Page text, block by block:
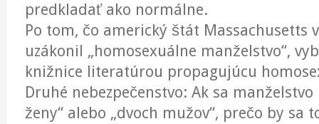
predkladať ako normálne.
Po tom, čo americký štát Massachusetts
uzákonil „homosexuálne manželstvo“,
knižnice literatúrou propagujúcu
Druhé nebezpečenstvo: Ak sa
ženy“ alebo „dvoch mužov“, prečo by sa